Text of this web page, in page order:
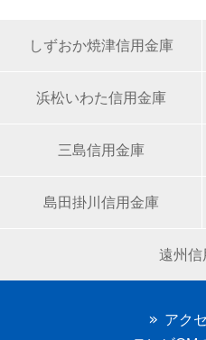
しずおか焼津信用金庫
浜松いわた信用金庫
三島信用金庫
島田掛川信用金庫
遠州信
アク